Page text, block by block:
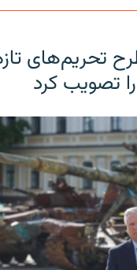
تحریم‌های
تصویب کرد